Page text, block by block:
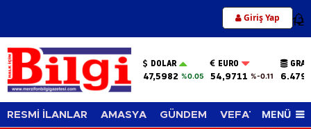
Giriş Yap 12
DOLAR
47,5982 %0.05
EURO
54,9711 %-0.11
RESMİ İLANLAR AMASYA GÜNDEM VEFAT EDENLER
MENÜ